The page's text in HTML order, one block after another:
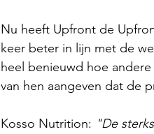
Nu heeft Upfront de
keer beter in lijn met de
heel benieuwd hoe
van hen aangeven dat de
Kosso Nutrition: "De